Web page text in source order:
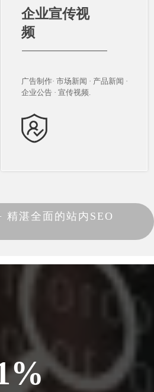
企业宣传视
频
————————————
广告制作· 市场新闻 · 产品新闻 ·
企业公告 · 宣传视频.
企业宣传视
频
————————————
广告制作· 市场新闻 · 产品新闻 ·
企业公告 · 宣传视频.
全面的站内SEO